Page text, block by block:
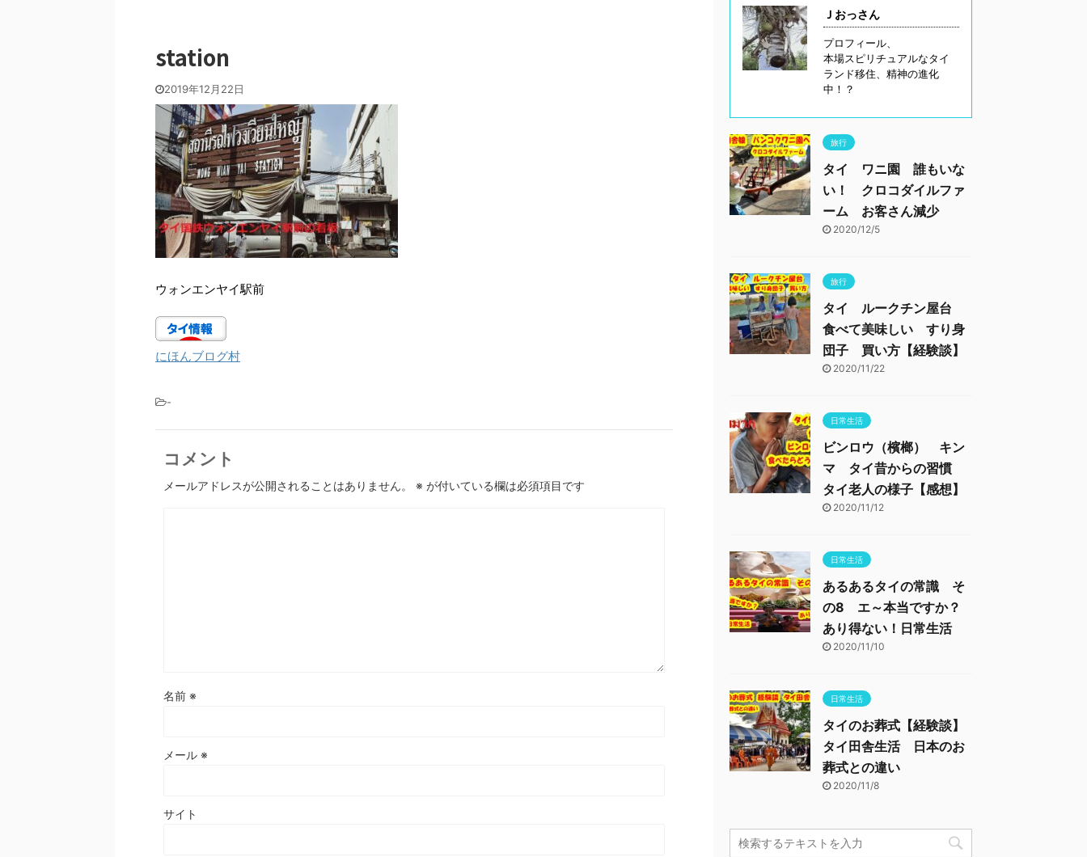
station
2019年12月22日
ウォンエンヤイ駅前
にほんブログ村
-
コメント
メールアドレスが公開されることはありません。 ※ が付いている欄は必須項目です
名前 ※
メール ※
サイト
Ｊおっさん
プロフィール、
本場スピリチュアルなタイ
ランド移住、精神の進化
中！？
旅行
タイ ワニ園 誰もいな
い！ クロコダイルファ
ーム お客さん減少
2020/12/5
旅行
タイ ルークチン屋台
食べて美味しい すり身
団子 買い方【経験談】
2020/11/22
日常生活
ビンロウ（檳榔） キン
マ タイ昔からの習慣
タイ老人の様子【感想】
2020/11/12
日常生活
あるあるタイの常識 そ
の8 エ～本当ですか？
あり得ない！日常生活
2020/11/10
日常生活
タイのお葬式【経験談】
タイ田舎生活 日本のお
葬式との違い
2020/11/8